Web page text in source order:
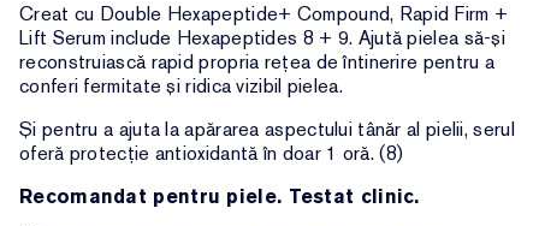
Creat cu Double Hexapeptide+ Compound, Rapid Firm +
Lift Serum include Hexapeptides 8 + 9. Ajută pielea să-și
reconstruiască rapid propria rețea de întinerire pentru a
conferi fermitate și ridica vizibil pielea.
Și pentru a ajuta la apărarea aspectului tânăr al pielii, serul
oferă protecție antioxidantă în doar 1 oră. (8)
Recomandat pentru piele. Testat clinic.